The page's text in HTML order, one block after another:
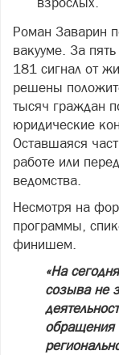
Роман Заварин
вакууме. За
181 сигнал от
решены
тысяч граждан
юридические
Оставшаяся
работе или
ведомства.
Несмотря на
программы,
финишем.
«На
созыва не
обращения